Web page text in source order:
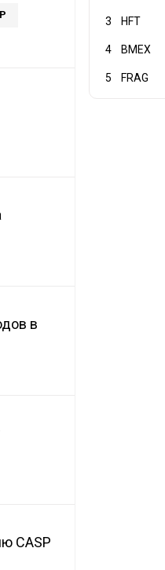
в
CASP
3 HFT
4 BMEX
5 FRAG